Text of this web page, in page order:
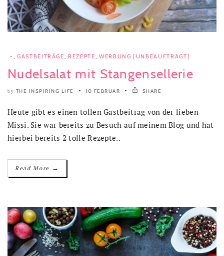
- , GASTBEITRÄGE, REZEPTE, WERBUNG [UNBEAUFTRAGT]
Nudelsalat mit Stangensellerie
by THE INSPIRING LIFE 10 FEBRUAR SHARE
Heute gibt es einen tollen Gastbeitrag von der lieben
Missi. Sie war bereits zu Besuch auf meinem Blog und hat
hierbei bereits 2 tolle Rezepte..
Read More →